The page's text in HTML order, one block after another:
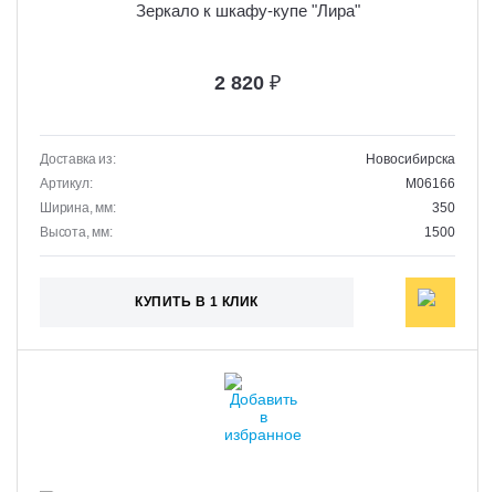
Зеркало к шкафу-купе "Лира"
2 820 ₽
Доставка из:
Новосибирска
Артикул:
M06166
Ширина, мм:
350
Высота, мм:
1500
КУПИТЬ В 1 КЛИК